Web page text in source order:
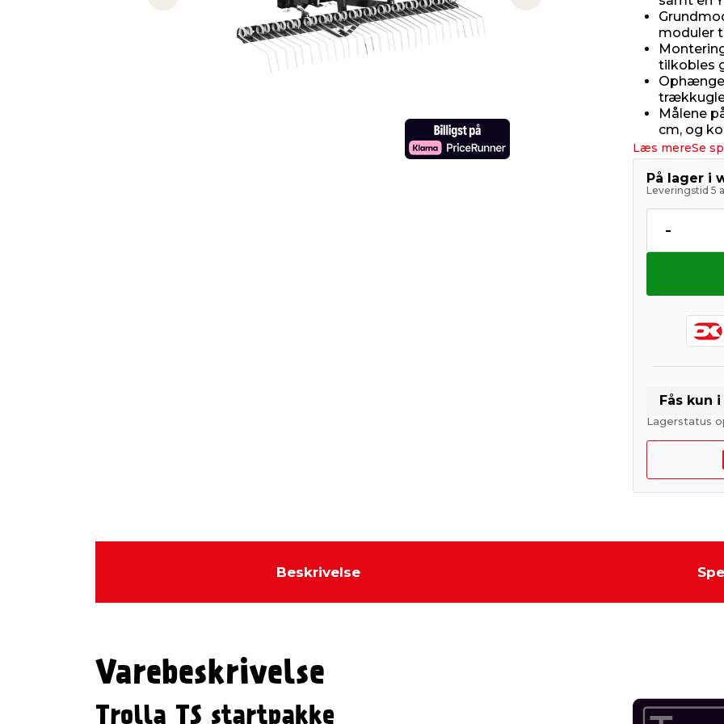
Previous slide Next slide
moduler
tilkobles
Målene
cm, og
Læs mereSe
På lager i
Leveringstid 5
-
Fås kun
Lagerstatus
Beskrivelse
Varebeskrivelse
Trolla TS startpakke